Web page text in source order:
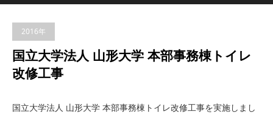
2016年
国立大学法人 山形大学 本部事務棟トイレ
改修工事
国立大学法人 山形大学 本部事務棟トイレ改修工事を実施しまし